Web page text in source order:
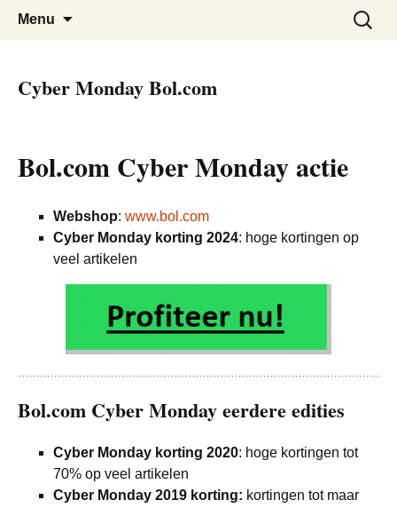
Cyber Monday Nederland
De beste Nederlandse Cyber Monday
Deals bij elkaar
Menu
Zoeken
naar:
Cyber Monday Bol.com
Bol.com Cyber Monday actie
Webshop: www.bol.com
Cyber Monday korting 2024: hoge kortingen op
veel artikelen
Bol.com Cyber Monday eerdere edities
Cyber Monday korting 2020: hoge kortingen tot
70% op veel artikelen
Cyber Monday 2019 korting: kortingen tot maar